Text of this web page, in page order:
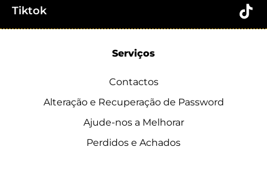
Tiktok
Serviços
Contactos
Alteração e Recuperação de Password
Ajude-nos a Melhorar
Perdidos e Achados